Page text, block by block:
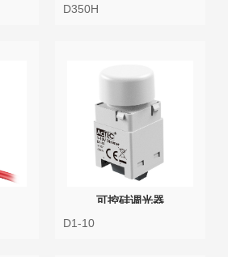
D350H
可控硅调光器
D1-10